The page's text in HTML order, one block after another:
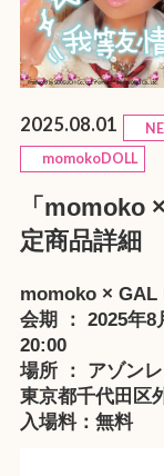
2025.08.01
momokoDOLL
「momoko
定商品詳細
momoko × GAL
会期 ： 2025年8
20:00
場所 ： アゾン
東京都千代田区
入場料：無料